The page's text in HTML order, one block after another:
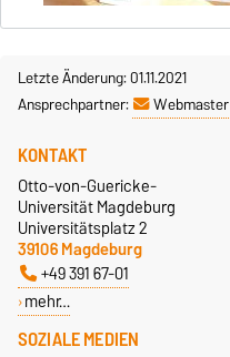
Letzte Änderung: 01.11.2021
Ansprechpartner:
Webmaster
SOZIALE MEDIEN
KONTAKT
Otto-von-Guericke-
Universität Magdeburg
Universitätsplatz 2
39106 Magdeburg
+49 391 67-01
mehr…